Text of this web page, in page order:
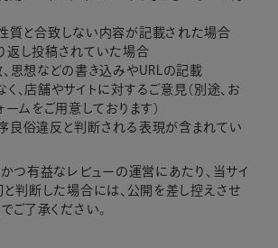
質と合致しない内容が記載された場合
返し投稿されていた場合
、思想などの書き込みやURLの記載
、店舗やサイトに対するご意見（別途、お
ムをご用意しております）
良俗違反と判断される表現が含まれてい
かつ有益なレビューの運営にあたり、当サイ
判断した場合には、公開を差し控えさせ
ご了承ください。